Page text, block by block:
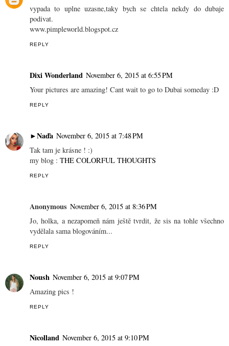
vypada to uplne uzasne,taky bych se chtela nekdy do dubaje
podivat.
www.pimpleworld.blogspot.cz
REPLY
Dixi Wonderland November 6, 2015 at 6:55 PM
Your pictures are amazing! Cant wait to go to Dubai someday :D
REPLY
►Naďa November 6, 2015 at 7:48 PM
Tak tam je krásne ! :)
my blog : THE COLORFUL THOUGHTS
REPLY
Anonymous November 6, 2015 at 8:36 PM
Jo, holka, a nezapomeň nám ještě tvrdit, že sis na tohle všechno
vydělala sama blogováním...
REPLY
Noush November 6, 2015 at 9:07 PM
Amazing pics !
REPLY
Nicolland November 6, 2015 at 9:10 PM